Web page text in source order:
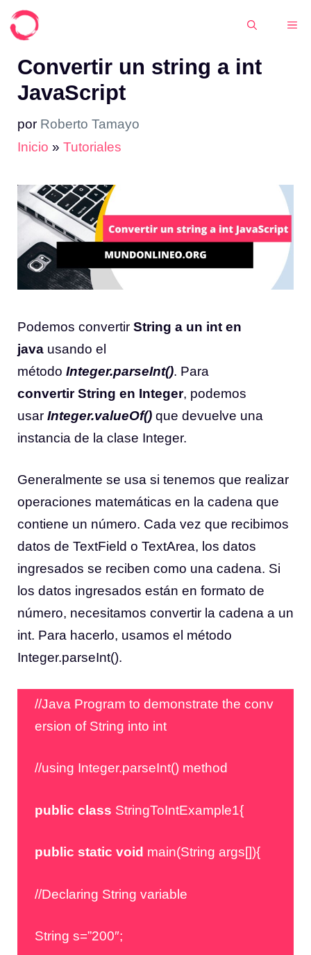
Saltar
Convertir un string a int
JavaScript
por Roberto Tamayo
Inicio » Tutoriales
Podemos convertir String a un int en
java usando el
método Integer.parseInt(). Para
convertir String en Integer, podemos
usar Integer.valueOf() que devuelve una
instancia de la clase Integer.
Generalmente se usa si tenemos que realizar
operaciones matemáticas en la cadena que
contiene un número. Cada vez que recibimos
datos de TextField o TextArea, los datos
ingresados ​​​​se reciben como una cadena. Si
los datos ingresados ​​están en formato de
número, necesitamos convertir la cadena a un
int. Para hacerlo, usamos el método
Integer.parseInt().
//Java Program to demonstrate the conv
ersion of String into int
//using Integer.parseInt() method
public class StringToIntExample1{
public static void main(String args[]){
//Declaring String variable
String s=”200″;